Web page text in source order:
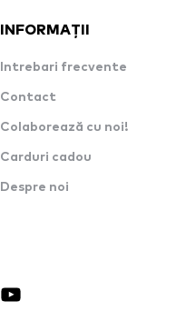
INFORMAȚII
Intrebari frecvente
Contact
Colaborează cu noi!
Carduri cadou
Despre noi